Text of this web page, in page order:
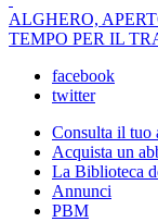
ALGHERO,
TEMPO PER IL
facebook
twitter
Consulta il tuo
Acquista un
La Biblioteca
Annunci
PBM